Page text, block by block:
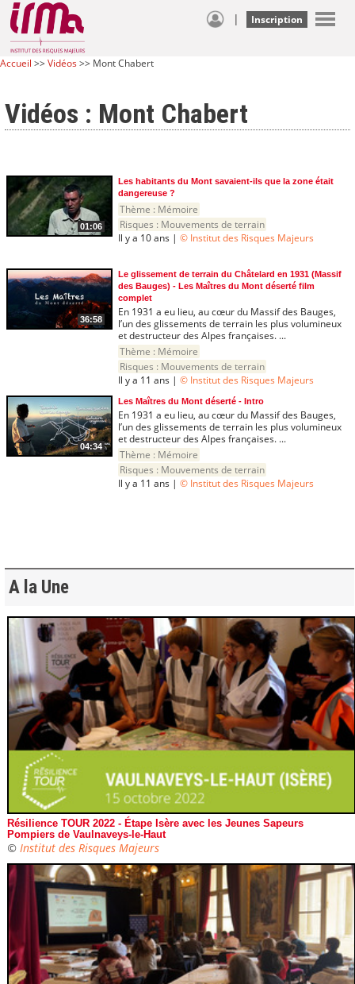
| Inscription
Accueil >>Vidéos>> Mont Chabert
Vidéos : Mont Chabert
01:06
Les habitants du Mont savaient-ils que la zone était
dangereuse ?
Thème : Mémoire
Risques : Mouvements de terrain
Il y a 10 ans | © Institut des Risques Majeurs
36:58
Le glissement de terrain du Châtelard en 1931 (Massif
des Bauges) - Les Maîtres du Mont déserté film
complet
En 1931 a eu lieu, au cœur du Massif des Bauges,
l’un des glissements de terrain les plus volumineux
et destructeur des Alpes françaises. ...
Thème : Mémoire
Risques : Mouvements de terrain
Il y a 11 ans | © Institut des Risques Majeurs
04:34
Les Maîtres du Mont déserté - Intro
En 1931 a eu lieu, au cœur du Massif des Bauges,
l’un des glissements de terrain les plus volumineux
et destructeur des Alpes françaises. ...
Thème : Mémoire
Risques : Mouvements de terrain
Il y a 11 ans | © Institut des Risques Majeurs
A la Une
Résilience TOUR 2022 - Étape Isère avec les Jeunes Sapeurs
Pompiers de Vaulnaveys-le-Haut
© Institut des Risques Majeurs